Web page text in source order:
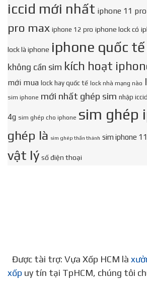
iccid mới nhất iphone 11 pro
pro max iphone 12 pro iphone lock có
lock là iphone iphone quốc tế
không cần sim kích hoạt
mới mua lock hay quốc tế lock nhà mạng nào
sim iphone mới nhất ghép sim nhập
4g sim ghép cho iphone sim ghép
ghép là sim ghép thần thánh sim iphone 11
vật lý số điện thoại
Được tài trợ: Vựa Xốp HCM là
xốp uy tín tại TpHCM, chúng tôi